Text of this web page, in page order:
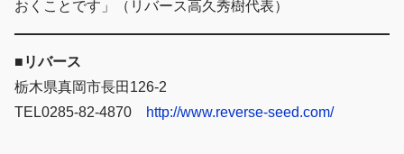
おくことです」（リバース高久秀樹代表）
■リバース
栃木県真岡市長田126-2
TEL0285-82-4870
http://www.reverse-seed.com/